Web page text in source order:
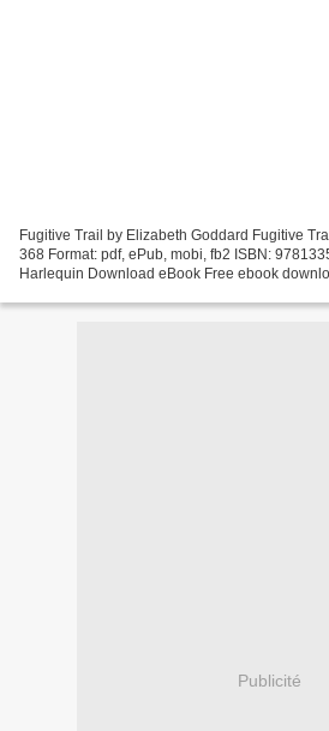
Fugitive Trail by Elizabeth Goddard Fugitive
368 Format: pdf, ePub, mobi, fb2 ISBN:
Harlequin Download eBook Free ebook
Publicité